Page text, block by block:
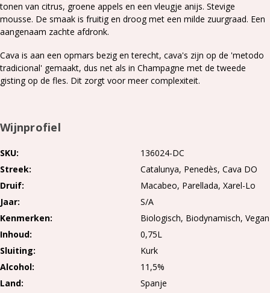
tonen van citrus, groene appels en een vleugje anijs. Stevige
mousse. De smaak is fruitig en droog met een milde zuurgraad. Een
aangenaam zachte afdronk.
Cava is aan een opmars bezig en terecht, cava's zijn op de 'metodo
tradicional' gemaakt, dus net als in Champagne met de tweede
gisting op de fles. Dit zorgt voor meer complexiteit.
Wijnprofiel
SKU
136024-DC
Streek
Catalunya Penedès Cava DO
Druif
Macabeo Parellada Xarel-Lo
Jaar
S/A
Kenmerken
Biologisch, Biodynamisch, Vegan
Inhoud
0,75L
Sluiting
Kurk
Alcohol
11,5%
Land
Spanje